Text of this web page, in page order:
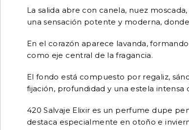
La salida abre con canela, nuez
una sensación potente y moderna,
En el corazón aparece lavanda,
como eje central de la fragancia.
El fondo está compuesto por regaliz,
fijación, profundidad y una estela
420 Salvaje Elixir es un perfume dupe
destaca especialmente en otoño e